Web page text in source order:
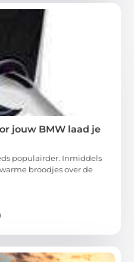
jouw BMW laad je
populairder. Inmiddels
broodjes over de